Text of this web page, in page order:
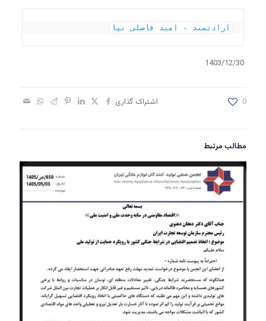
ارادتمند - امید فاضلی نیا
1403/12/30
اشتراک گذاری 0
مطالب مرتبط